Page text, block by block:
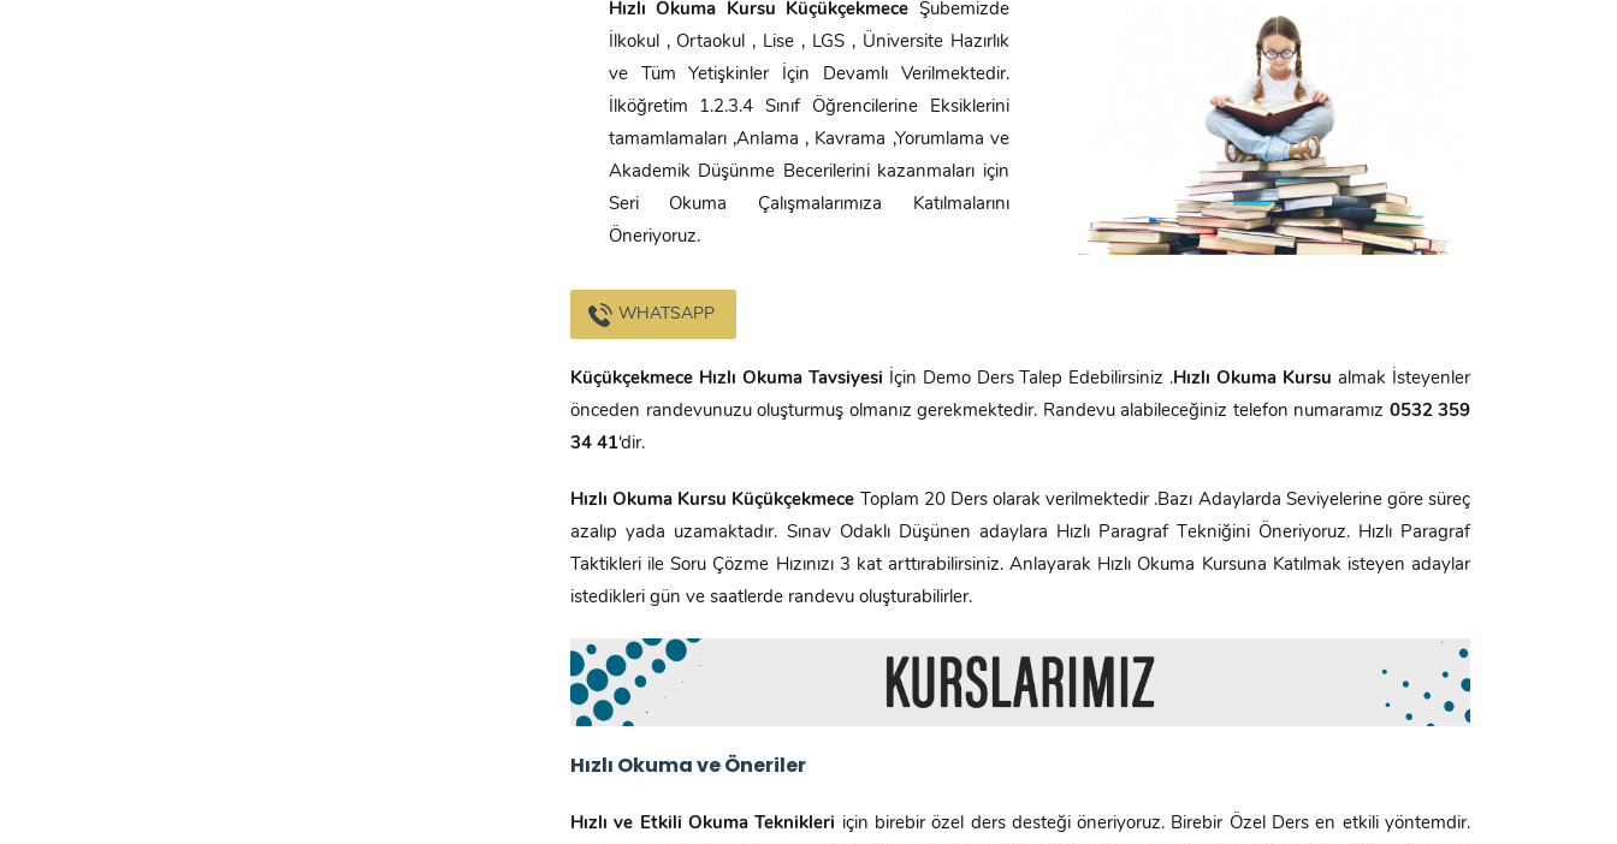
Hızlı Okuma Kursu Küçükçekmece Şubemizde
İlkokul , Ortaokul , Lise , LGS , Üniversite Hazırlık
ve Tüm Yetişkinler İçin Devamlı Verilmektedir.
İlköğretim 1.2.3.4 Sınıf Öğrencilerine Eksiklerini
tamamlamaları ,Anlama , Kavrama ,Yorumlama ve
Akademik Düşünme Becerilerini kazanmaları için
Seri Okuma Çalışmalarımıza Katılmalarını
Öneriyoruz.
WHATSAPP
Küçükçekmece Hızlı Okuma Tavsiyesi İçin Demo Ders Talep Edebilirsiniz .Hızlı Okuma Kursu almak İsteyenler
önceden randevunuzu oluşturmuş olmanız gerekmektedir. Randevu alabileceğiniz telefon numaramız 0532 359
34 41‘dir.
Hızlı Okuma Kursu Küçükçekmece Toplam 20 Ders olarak verilmektedir .Bazı Adaylarda Seviyelerine göre süreç
azalıp yada uzamaktadır. Sınav Odaklı Düşünen adaylara Hızlı Paragraf Tekniğini Öneriyoruz. Hızlı Paragraf
Taktikleri ile Soru Çözme Hızınızı 3 kat arttırabilirsiniz. Anlayarak Hızlı Okuma Kursuna Katılmak isteyen adaylar
istedikleri gün ve saatlerde randevu oluşturabilirler.
Hızlı Okuma ve Öneriler
Hızlı ve Etkili Okuma Teknikleri için birebir özel ders desteği öneriyoruz. Birebir Özel Ders en etkili yöntemdir.